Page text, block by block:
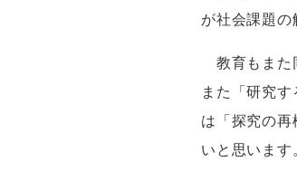
が社会課題の
教育もまた
また「研究
は「探究の
いと思います